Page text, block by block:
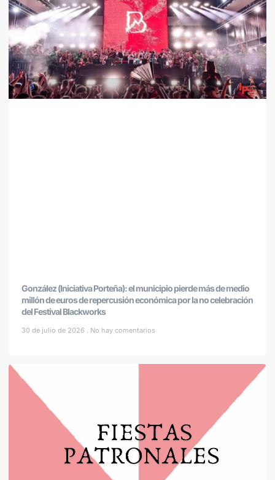
González (Iniciativa Porteña): el municipio pierde más de medio
millón de euros de repercusión económica por la no celebración
del Festival Blackworks
30 de julio de 2026 No hay comentarios